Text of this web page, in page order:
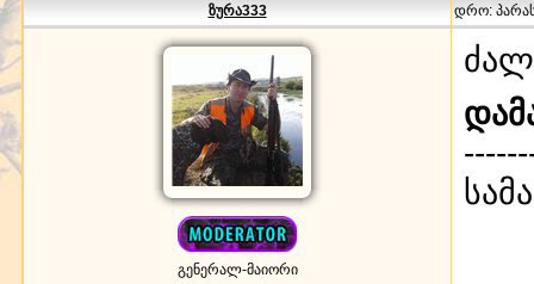
ზურა333 დრო:
გენერალ-მაიორი